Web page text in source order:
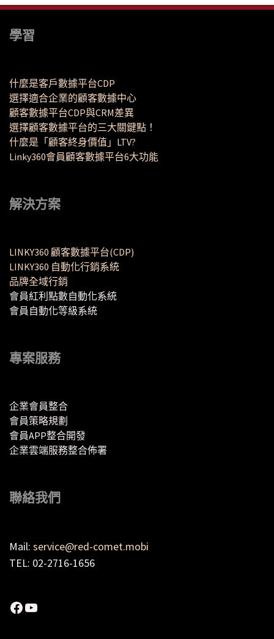
學習
什麼是客戶數據平台CDP
選擇適合企業的顧客數據中心
顧客數據平台CDP與CRM差異
選擇顧客數據平台的三大關鍵點！
什麼是「顧客終身價值」LTV?
Linky360會員顧客數據平台6大功能
解決方案
LINKY360 顧客數據平台(CDP)
LINKY360 自動化行銷系統
品牌全域行銷
會員紅利點數自動化系統
會員自動化等級系統
專案服務
企業會員整合
會員策略規劃
會員APP整合開發
企業雲端服務整合佈署
聯絡我們
Mail: service@red-comet.mobi
TEL: 02-2716-1656
Facebook
YouTube